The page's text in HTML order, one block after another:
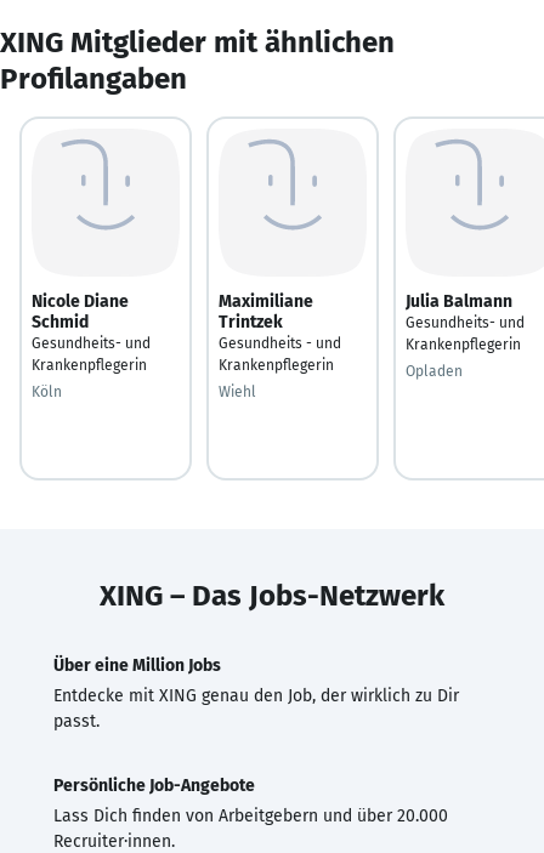
XING Mitglieder mit ähnlichen
Profilangaben
Nicole Diane
Schmid
Gesundheits- und
Krankenpflegerin
Köln
Maximiliane
Trintzek
Gesundheits - und
Krankenpflegerin
Wiehl
Julia Balmann
Gesundheits- und
Krankenpflegerin
Opladen
XING – Das Jobs-Netzwerk
Über eine Million Jobs
Entdecke mit XING genau den Job, der wirklich zu Dir
passt.
Persönliche Job-Angebote
Lass Dich finden von Arbeitgebern und über 20.000
Recruiter·innen.